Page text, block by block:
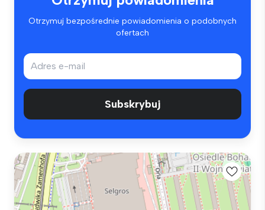
Otrzymuj bezpośrednie powiadomienia o podobnych
ofertach
Subskrybuj